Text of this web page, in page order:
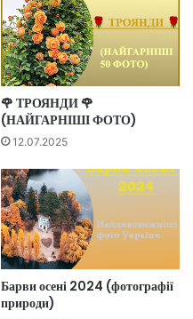
🌹 ТРОЯНДИ 🌹
(НАЙГАРНІШІ ФОТО)
12.07.2025
Барви осені 2024 (фотографії
природи)